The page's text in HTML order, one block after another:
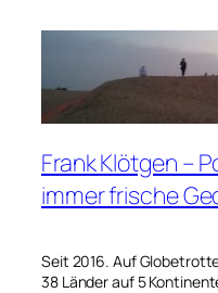
Frank Klötgen –
immer frische
Seit 2016. Auf
38 Länder auf 5